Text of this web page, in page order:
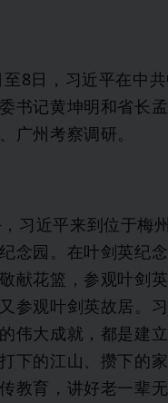
至8日，习近平在中
书记黄坤明和省长
广州考察调研。
习近平来到位于梅
念园。在叶剑英纪
献花篮，参观叶剑
参观叶剑英故居。
伟大成就，都是建
下的江山、攒下的
教育，讲好老一辈